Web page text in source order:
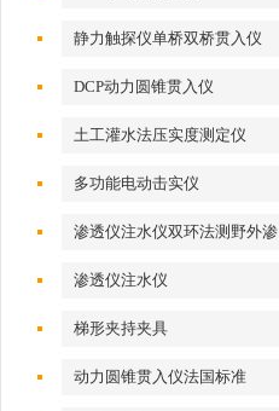
静力触探仪单桥双桥贯入仪
DCP动力圆锥贯入仪
土工灌水法压实度测定仪
多功能电动击实仪
渗透仪注水仪双环法测野外渗
透系数
渗透仪注水仪
梯形夹持夹具
动力圆锥贯入仪法国标准